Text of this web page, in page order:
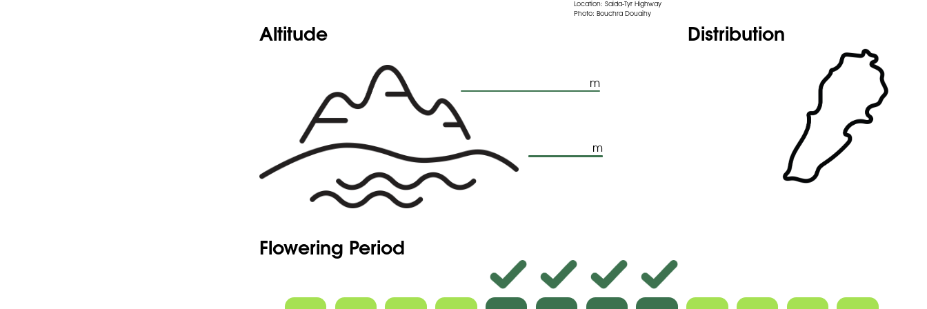
Location: Saida-Tyr Highway
Photo: Bouchra Douaihy
Altitude
m
m
Distribution
Flowering Period